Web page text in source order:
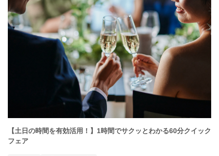
【土日の時間を有効活用！】1時間でサクッとわかる60分クイック
フェア